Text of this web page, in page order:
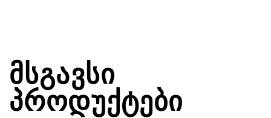
ᲛᲡᲒᲐᲕᲡᲘ
ᲞᲠᲝᲓᲣᲥᲢᲔᲑᲘ